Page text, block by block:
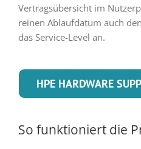
Vertragsübersicht im
reinen Ablaufdatum auch
das Service-Level an.
HPE HARDWARE
So funktioniert die